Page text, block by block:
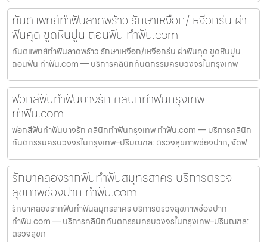
ทันตแพทย์ทำฟันลาดพร้าว รักษาเหงือก/เหงือกร่น ผ่า
ฟันคุด ขูดหินปูน ถอนฟัน ทำฟัน.com
ทันตแพทย์ทำฟันลาดพร้าว รักษาเหงือก/เหงือกร่น ผ่าฟันคุด ขูดหินปูน
ถอนฟัน ทำฟัน.com — บริการคลินิกทันตกรรมครบวงจรในกรุงเทพ
ฟอกสีฟันทำฟันบางรัก คลินิกทำฟันกรุงเทพ
ทำฟัน.com
ฟอกสีฟันทำฟันบางรัก คลินิกทำฟันกรุงเทพ ทำฟัน.com — บริการคลินิก
ทันตกรรมครบวงจรในกรุงเทพ–ปริมณฑล: ตรวจสุขภาพช่องปาก, จัดฟ
รักษาคลองรากฟันทำฟันสมุทรสาคร บริการตรวจ
สุขภาพช่องปาก ทำฟัน.com
รักษาคลองรากฟันทำฟันสมุทรสาคร บริการตรวจสุขภาพช่องปาก
ทำฟัน.com — บริการคลินิกทันตกรรมครบวงจรในกรุงเทพ–ปริมณฑล:
ตรวจสุขภ